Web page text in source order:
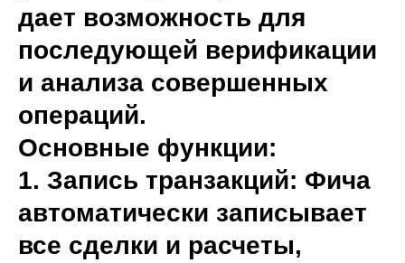
дает возможность для
последующей верификации
и анализа совершенных
операций.
Основные функции:
1. Запись транзакций: Фича
автоматически записывает
все сделки и расчеты,